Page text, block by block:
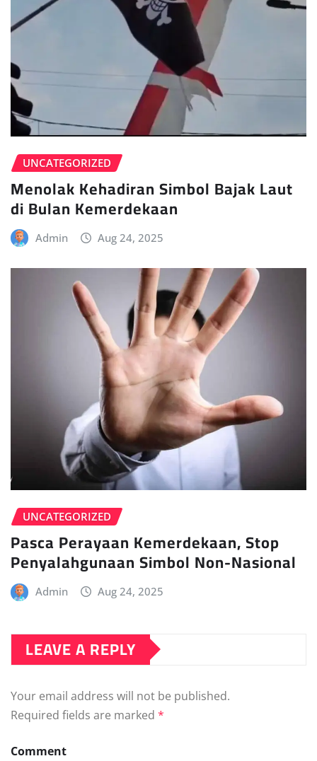
UNCATEGORIZED
Menolak Kehadiran Simbol Bajak Laut
di Bulan Kemerdekaan
Admin Aug 24, 2025
UNCATEGORIZED
Pasca Perayaan Kemerdekaan, Stop
Penyalahgunaan Simbol Non-Nasional
Admin Aug 24, 2025
LEAVE A REPLY
Your email address will not be published.
Required fields are marked *
Comment